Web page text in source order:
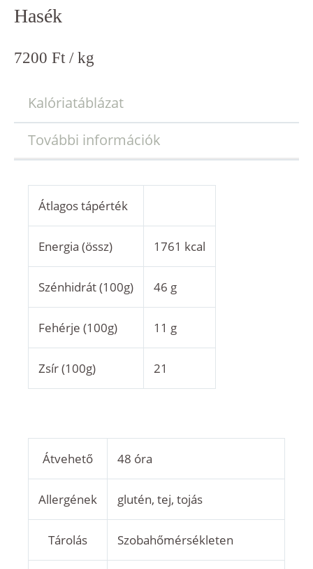
Hasék
7200 Ft / kg
Kalóriatáblázat
További információk
Átlagos tápérték
Energia (össz) 1761 kcal
Szénhidrát (100g) 46 g
Fehérje (100g) 11 g
Zsír (100g) 21
Átvehető 48 óra
Allergének glutén, tej, tojás
Tárolás Szobahőmérsékleten